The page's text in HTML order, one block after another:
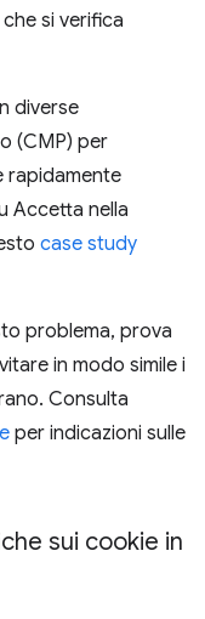
si verifica
diverse
(CMP) per
rapidamente
Accetta nella
case study
problema, prova
in modo simile i
Consulta
per indicazioni sulle
sui cookie in